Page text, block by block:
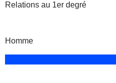
Relations au 1er degré
Homme